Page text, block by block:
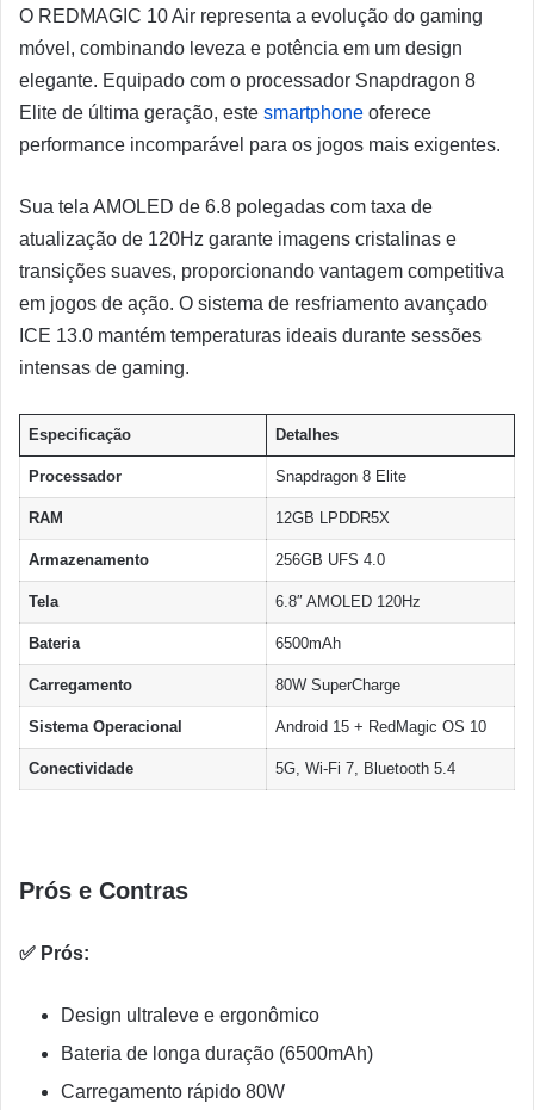
O REDMAGIC 10 Air representa a evolução do gaming
móvel, combinando leveza e potência em um design
elegante. Equipado com o processador Snapdragon 8
Elite de última geração, este smartphone oferece
performance incomparável para os jogos mais exigentes.
Sua tela AMOLED de 6.8 polegadas com taxa de
atualização de 120Hz garante imagens cristalinas e
transições suaves, proporcionando vantagem competitiva
em jogos de ação. O sistema de resfriamento avançado
ICE 13.0 mantém temperaturas ideais durante sessões
intensas de gaming.
Especificação Detalhes
Processador Snapdragon 8 Elite
RAM 12GB LPDDR5X
Armazenamento 256GB UFS 4.0
Tela 6.8″ AMOLED 120Hz
Bateria 6500mAh
Carregamento 80W SuperCharge
Sistema Operacional Android 15 + RedMagic OS 10
Conectividade 5G, Wi-Fi 7, Bluetooth 5.4
Prós e Contras
✅ Prós:
Design ultraleve e ergonômico
Bateria de longa duração (6500mAh)
Carregamento rápido 80W